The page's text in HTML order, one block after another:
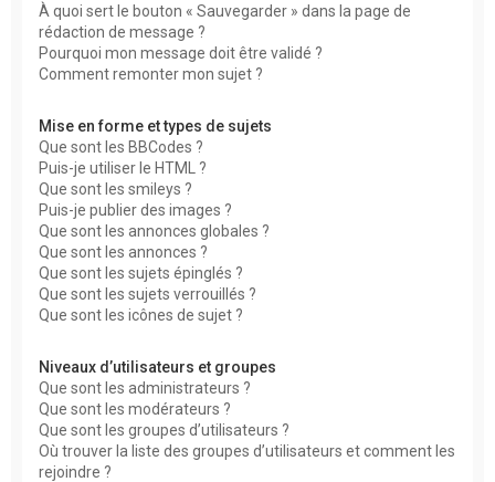
À quoi sert le bouton « Sauvegarder » dans la page de
rédaction de message ?
Pourquoi mon message doit être validé ?
Comment remonter mon sujet ?
Mise en forme et types de sujets
Que sont les BBCodes ?
Puis-je utiliser le HTML ?
Que sont les smileys ?
Puis-je publier des images ?
Que sont les annonces globales ?
Que sont les annonces ?
Que sont les sujets épinglés ?
Que sont les sujets verrouillés ?
Que sont les icônes de sujet ?
Niveaux d’utilisateurs et groupes
Que sont les administrateurs ?
Que sont les modérateurs ?
Que sont les groupes d’utilisateurs ?
Où trouver la liste des groupes d’utilisateurs et comment les
rejoindre ?